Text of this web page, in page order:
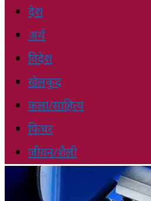
देश
अर्थ
विदेश
खेलकुद
कला/साहित्य
फिचर
जीवन/शैली